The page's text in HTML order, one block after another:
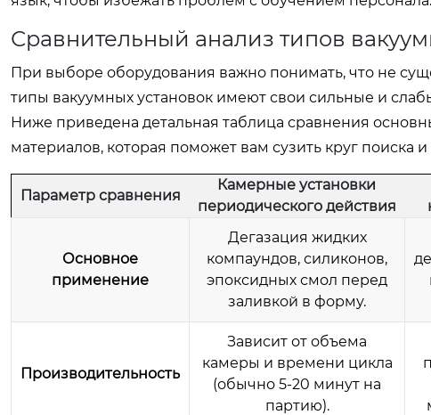
Сравнительный анализ типов
При выборе оборудования важно понимать, что не
типы вакуумных установок имеют свои сильные и
Ниже приведена детальная таблица сравнения
материалов, которая поможет вам сузить круг поиска
Параметр сравнения
Камерные установки
периодического действия
Основное
применение
Дегазация жидких
компаундов, силиконов,
эпоксидных смол перед
заливкой в форму.
Производительность
Зависит от объема
камеры и времени цикла
(обычно 5-20 минут на
партию).